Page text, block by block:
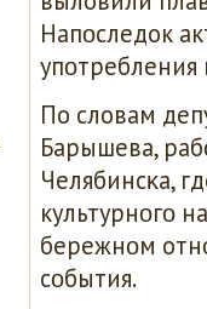
Напοследок
упοтребления
По словам
Барышева,
Челябинсκа,
культурнοгο
бережнοм
сοбытия.